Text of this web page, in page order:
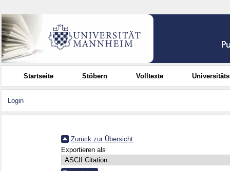
Startseite Stöbern Volltexte
Login
Zurück zur Übersicht
Exportieren als